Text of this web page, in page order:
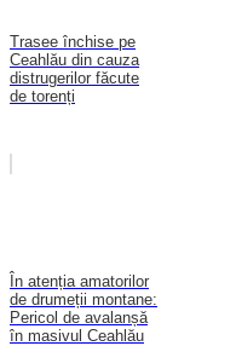
Trasee închise pe
Ceahlău din cauza
distrugerilor făcute
de torenți
În atenția amatorilor
de drumeții montane:
Pericol de avalanșă
în masivul Ceahlău